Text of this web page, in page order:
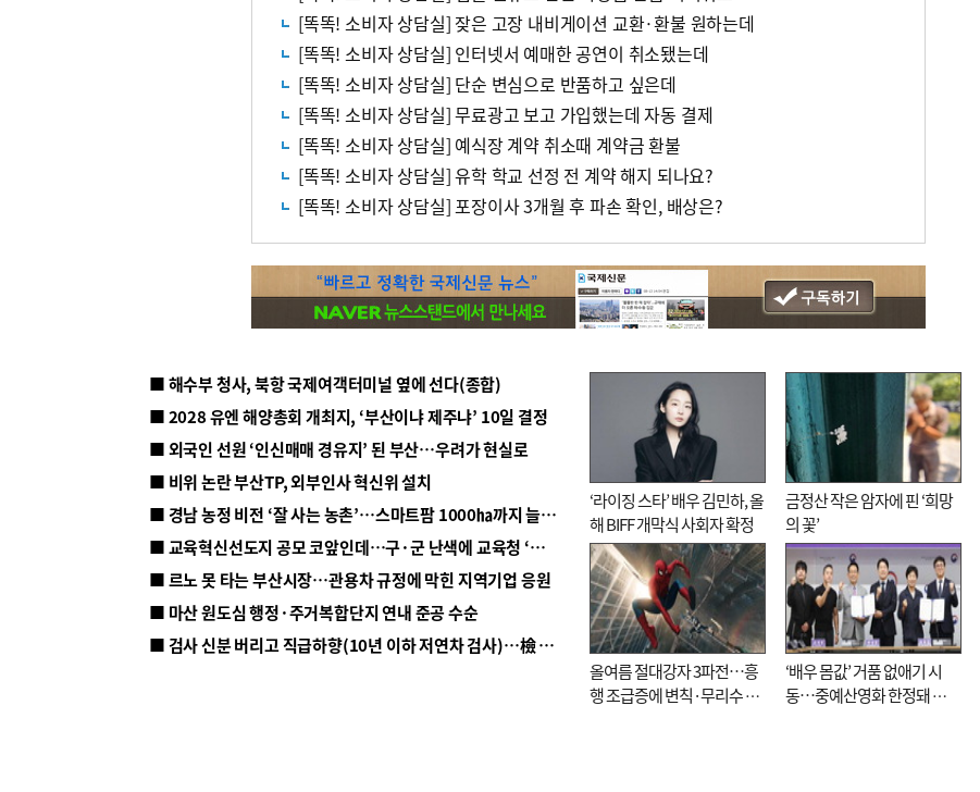
[똑똑! 소비자 상담실] 잦은 고장 내비게이션 교환·환불 원하는데
[똑똑! 소비자 상담실] 인터넷서 예매한 공연이 취소됐는데
[똑똑! 소비자 상담실] 단순 변심으로 반품하고 싶은데
[똑똑! 소비자 상담실] 무료광고 보고 가입했는데 자동 결제
[똑똑! 소비자 상담실] 예식장 계약 취소때 계약금 환불
[똑똑! 소비자 상담실] 유학 학교 선정 전 계약 해지 되나요?
[똑똑! 소비자 상담실] 포장이사 3개월 후 파손 확인, 배상은?
■ 해수부 청사, 북항 국제여객터미널 옆에 선다(종합)
■ 2028 유엔 해양총회 개최지, ‘부산이냐 제주냐’ 10일 결정
■ 외국인 선원 ‘인신매매 경유지’ 된 부산…우려가 현실로
■ 비위 논란 부산TP, 외부인사 혁신위 설치
■ 경남 농정 비전 ‘잘 사는 농촌’…스마트팜 1000㏊까지 늘린다
■ 교육혁신선도지 공모 코앞인데…구·군 난색에 교육청 ‘쩔쩔’
■ 르노 못 타는 부산시장…관용차 규정에 막힌 지역기업 응원
■ 마산 원도심 행정·주거복합단지 연내 준공 수순
■ 검사 신분 버리고 직급하향(10년 이하 저연차 검사)…檢 중수청행 기피
‘라이징 스타’ 배우 김민하, 올
해 BIFF 개막식 사회자 확정
금정산 작은 암자에 핀 ‘희망
의 꽃’
올여름 절대강자 3파전…흥
행 조급증에 변칙·무리수 마
‘배우 몸값’ 거품 없애기 시
동…중예산영화 한정돼 실